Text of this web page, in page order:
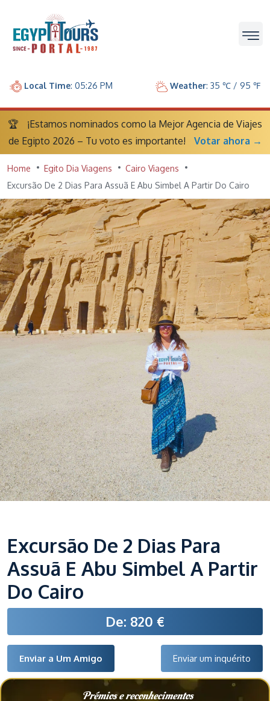
Local Time: 05:26 PM Weather: 35 ℃ / 95 ℉
🏆
¡Estamos nominados como la Mejor Agencia de Viajes
de Egipto 2026 – Tu voto es importante!
Votar ahora →
Home Egito Dia Viagens
Cairo Viagens
Excursão De 2 Dias Para Assuã E Abu Simbel A Partir Do Cairo
Excursão De 2 Dias Para
Assuã E Abu Simbel A Partir
Do Cairo
De: 820 €
Enviar a Um Amigo Enviar um inquérito
Prémios e reconhecimentos